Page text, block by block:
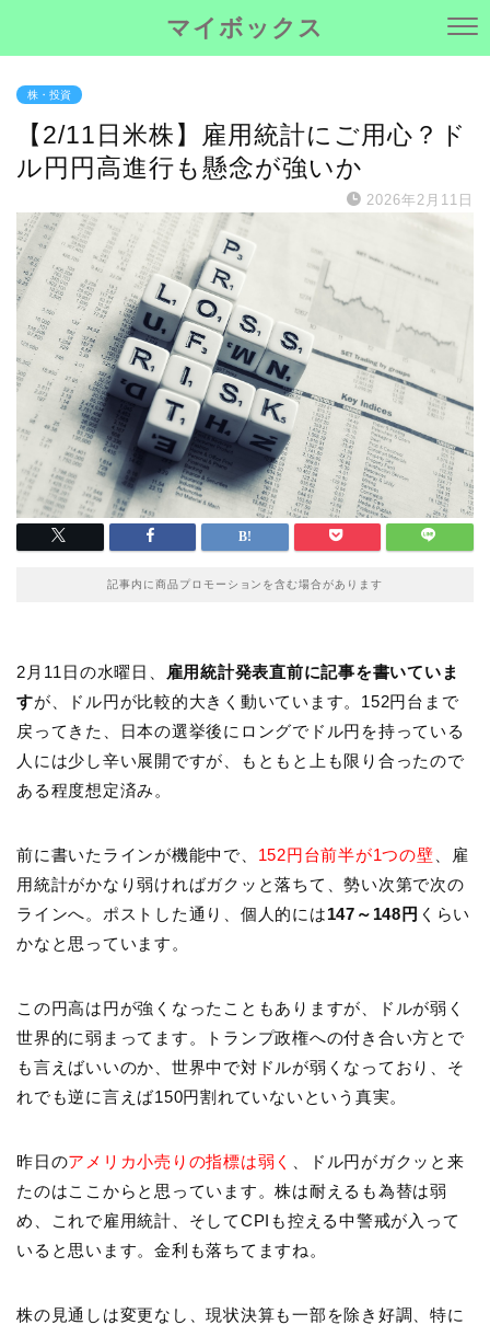
マイボックス
株・投資
【2/11日米株】雇用統計にご用心？ド
ル円円高進行も懸念が強いか
2026年2月11日
記事内に商品プロモーションを含む場合があります
2月11日の水曜日、
雇用統計発表直前に記事を書いていま
すが、ドル円が比較的大きく動いています。152円台まで
戻ってきた、日本の選挙後にロングでドル円を持っている
人には少し辛い展開ですが、もともと上も限り合ったので
ある程度想定済み。
前に書いたラインが機能中で、 152円台前半が1つの壁 、雇
用統計がかなり弱ければガクッと落ちて、勢い次第で次の
ラインへ。ポストした通り、個人的には147～148円 くらい
かなと思っています。
この円高は円が強くなったこともありますが、ドルが弱く
世界的に弱まってます。トランプ政権への付き合い方とで
も言えばいいのか、世界中で対ドルが弱くなっており、そ
れでも逆に言えば150円割れていないという真実。
昨日のアメリカ小売りの指標は弱く
、ドル円がガクッと来
たのはここからと思っています。株は耐えるも為替は弱
め、これで雇用統計、そしてCPIも控える中警戒が入って
いると思います。金利も落ちてますね。
株の見通しは変更なし、現状決算も一部を除き好調、特に